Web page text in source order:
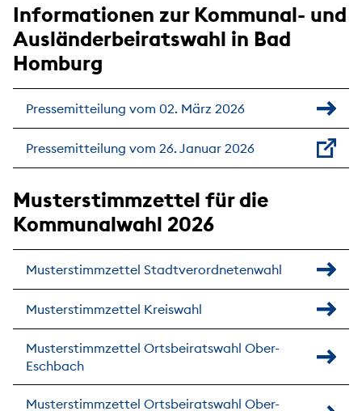
Informationen zur Kommunal- und
Ausländerbeiratswahl in Bad
Homburg
Pressemitteilung vom 02. März 2026
Pressemitteilung vom 26. Januar 2026
Musterstimmzettel für die
Kommunalwahl 2026
Musterstimmzettel Stadtverordnetenwahl
Musterstimmzettel Kreiswahl
Musterstimmzettel Ortsbeiratswahl Ober-
Eschbach
Musterstimmzettel Ortsbeiratswahl Ober-